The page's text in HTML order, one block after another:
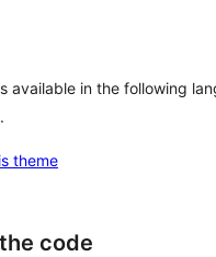
available in the following
.
theme
code